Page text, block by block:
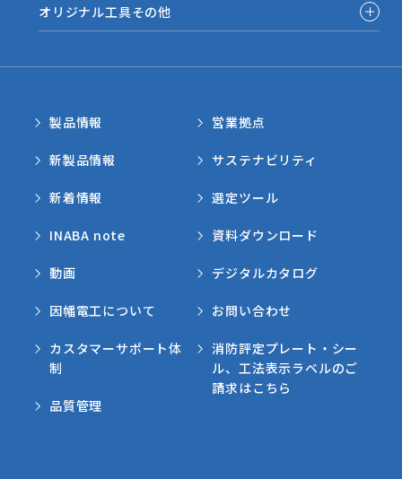
オリジナル工具その他
製品情報
新製品情報
新着情報
INABA note
動画
因幡電工について
カスタマーサポート体
制
品質管理
営業拠点
サステナビリティ
選定ツール
資料ダウンロード
デジタルカタログ
お問い合わせ
消防評定プレート・シー
ル、工法表示ラベルのご
請求はこちら